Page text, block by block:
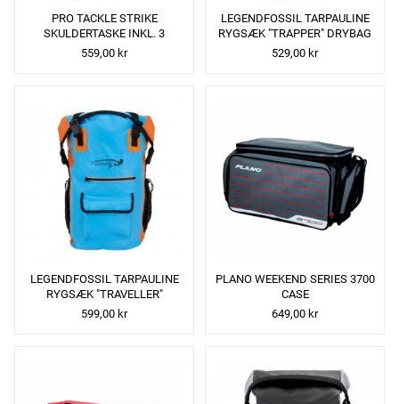
PRO TACKLE STRIKE
SKULDERTASKE INKL. 3
KASSER
559,00 kr
LEGENDFOSSIL TARPAULINE
RYGSÆK "TRAPPER" DRYBAG
529,00 kr
LEGENDFOSSIL TARPAULINE
RYGSÆK "TRAVELLER"
DRYBAG
599,00 kr
PLANO WEEKEND SERIES 3700
CASE
649,00 kr